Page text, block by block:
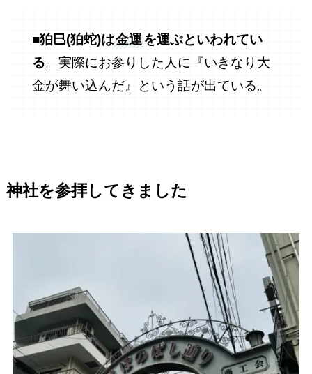
■狛巳(狛蛇)は金運を運ぶといわれてい
る。実際にお参りした人に『いきなり大
金が舞い込んだ』という話が出ている。
神社を参拝してきました